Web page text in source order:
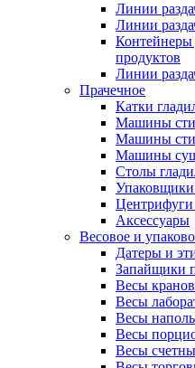
Линии
Линии
продуктов
Линии
Прачечное
Катки
Машины
Машины
Машины
Столы
Центрифуги
Аксессуары
Весовое и
Датеры и
Запайщики
Весы
Весы
Весы
Весы
Весы